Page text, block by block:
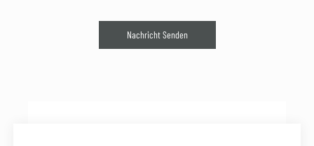
Nachricht Senden